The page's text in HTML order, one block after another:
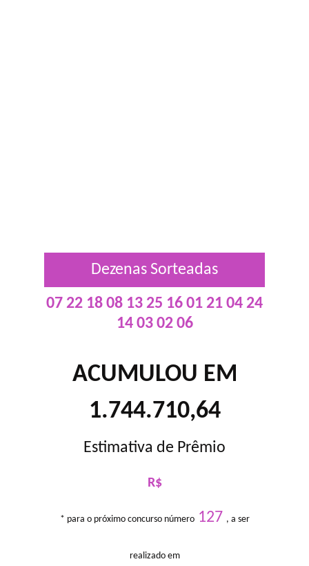
Dezenas Sorteadas
07 22 18 08 13 25 16 01 21 04 24
14 03 02 06
ACUMULOU EM
1.744.710,64
Estimativa de Prêmio
R$
* para o próximo concurso número127 , a ser
realizado em